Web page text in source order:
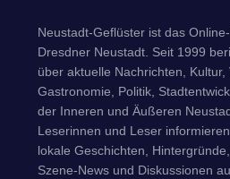
Neustadt-Geflüster ist das
Dresdner Neustadt. Seit 1999
über aktuelle Nachrichten, Kultur,
Gastronomie, Politik,
der Inneren und Äußeren
Leserinnen und Leser
lokale Geschichten,
Szene-News und Diskussionen